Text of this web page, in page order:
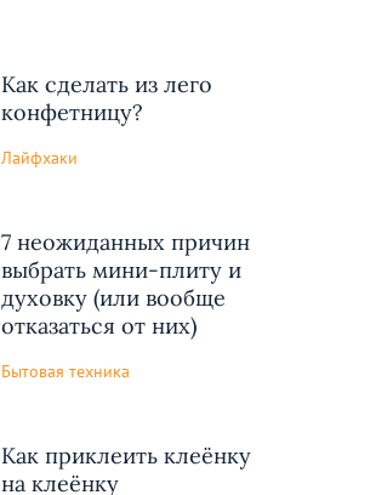
Как сделать из лего
конфетницу?
Лайфхаки
7 неожиданных причин
выбрать мини-плиту и
духовку (или вообще
отказаться от них)
Бытовая техника
Как приклеить клеёнку
на клеёнку